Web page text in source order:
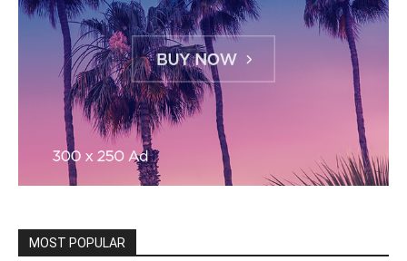
MOST POPULAR